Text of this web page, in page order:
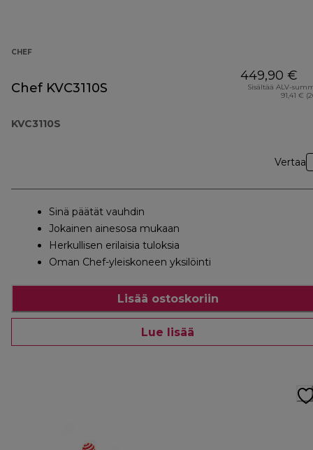
CHEF
Chef KVC3110S
KVC3110S
449,90 €
Sisältää ALV-
91,41 €
Vertaa
Sinä päätät vauhdin
Jokainen ainesosa mukaan
Herkullisen erilaisia tuloksia
Oman Chef-yleiskoneen yksilöinti
Lisää ostoskoriin
Lue lisää